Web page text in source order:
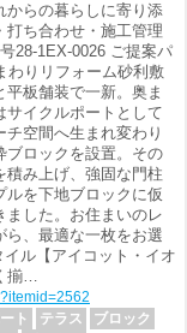
からの暮らしに寄り添
打ち合わせ・施工管理
28-1EX-0026 ご提案パ
わりリフォーム砂利敷
板舗装で一新。奥ま
サイクルポートとして
空間へ生まれ変わり
ブロックを設置。その
積み上げ、強固な門柱
ルを下地ブロックに仮
ました。お住まいのレ
ら、最適な一枚をお選
ル【アイコット・イオ
揃…
ト テラス
ブロック